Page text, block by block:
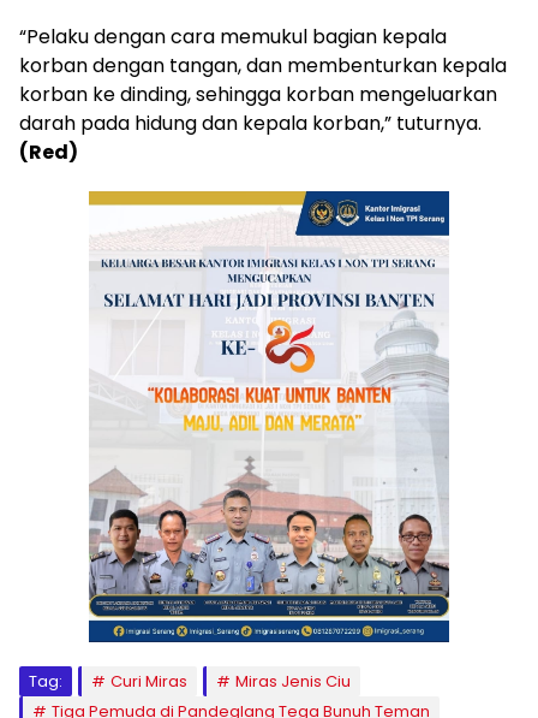
“Pelaku dengan cara memukul bagian kepala
korban dengan tangan, dan membenturkan kepala
korban ke dinding, sehingga korban mengeluarkan
darah pada hidung dan kepala korban,” tuturnya.
(Red)
Tag: Curi Miras
Miras Jenis Ciu
Tiga Pemuda di Pandeglang Tega Bunuh Teman